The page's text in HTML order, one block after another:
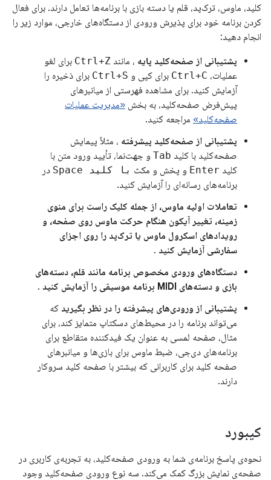
کلید، ماوس، ترک‌پد، قلم یا دسته بازی با برنامه‌ها تعامل دارند. برای فعال
کردن برنامه خود برای پذیرش ورودی از دستگاه‌های خارجی، موارد زیر را
انجام دهید:
پشتیبانی از صفحه‌کلید پایه ، مانند Ctrl+Z برای لغو
عملیات، Ctrl+C برای کپی و Ctrl+S برای ذخیره را
آزمایش کنید. برای مشاهده فهرستی از میانبرهای
پیش‌فرض صفحه‌کلید، به بخش «مدیریت عملیات
صفحه‌کلید» مراجعه کنید.
پشتیبانی از صفحه‌کلید پیشرفته ، مثلاً پیمایش
صفحه‌کلید با کلید Tab و جهت‌نما، تأیید ورود متن با
کلید Enter و پخش و مکث با کلید Space
در
برنامه‌های رسانه‌ای را آزمایش کنید.
تعاملات اولیه ماوس، از جمله کلیک راست برای منوی
زمینه، تغییر آیکون هنگام حرکت ماوس روی صفحه، و
رویدادهای اسکرول ماوس یا ترک‌پد را روی اجزای
سفارشی آزمایش کنید .
دستگاه‌های ورودی مخصوص برنامه مانند قلم، دسته‌های
بازی و دسته‌های MIDI برنامه موسیقی را آزمایش کنید
.
پشتیبانی از ورودی‌های پیشرفته را در نظر بگیرید که
می‌تواند برنامه را در محیط‌های دسکتاپ متمایز کند، برای
مثال، صفحه لمسی به عنوان یک فیدکننده متقاطع برای
برنامه‌های دی‌جی، ضبط ماوس برای بازی‌ها و میانبرهای
صفحه کلید برای کاربرانی که بیشتر با صفحه کلید سروکار
دارند.
کیبورد
نحوه‌ی پاسخ برنامه‌ی شما به ورودی صفحه‌کلید، به تجربه‌ی کاربری در
صفحه‌ی نمایش بزرگ کمک می‌کند. سه نوع ورودی صفحه‌کلید وجود